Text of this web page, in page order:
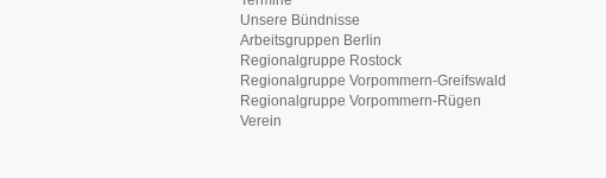
Unsere Bündnisse
Arbeitsgruppen Berlin
Regionalgruppe Rostock
Regionalgruppe Vorpommern-Greifswald
Regionalgruppe Vorpommern-Rügen
Verein